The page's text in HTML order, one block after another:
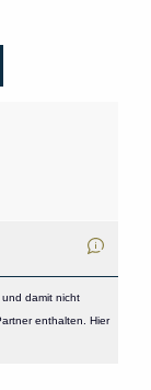
damit nicht
enthalten. Hier